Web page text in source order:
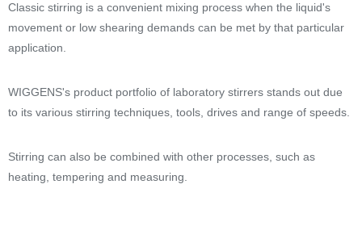
Classic stirring is a convenient mixing process when the liquid's
movement or low shearing demands can be met by that particular
application.
WIGGENS's product portfolio of laboratory stirrers stands out due
to its various stirring techniques, tools, drives and range of speeds.
Stirring can also be combined with other processes, such as
heating, tempering and measuring.